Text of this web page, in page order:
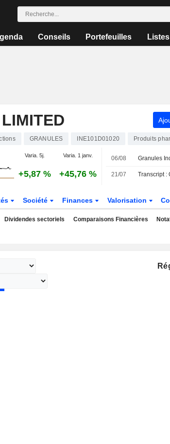
Conseils Portefeuilles Listes
GRANULES INE101D01020 Produits
Varia. 5j. Varia. 1 janv.
+5,87 % +45,76 %
06/08
21/07
Société Finances Valorisation
Dividendes sectoriels Comparaisons Financières